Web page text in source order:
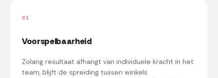
01
Voorspelbaarheid
Zolang resultaat afhangt van individuele kracht in het
team, blijft de spreiding tussen winkels